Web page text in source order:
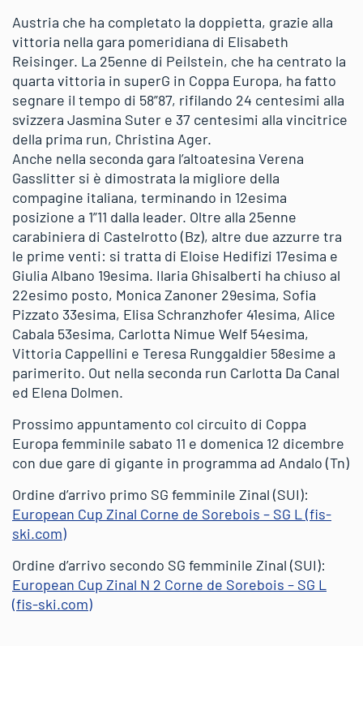
Austria che ha completato la doppietta, grazie alla
vittoria nella gara pomeridiana di Elisabeth
Reisinger. La 25enne di Peilstein, che ha centrato la
quarta vittoria in superG in Coppa Europa, ha fatto
segnare il tempo di 58”87, rifilando 24 centesimi alla
svizzera Jasmina Suter e 37 centesimi alla vincitrice
della prima run, Christina Ager.
Anche nella seconda gara l’altoatesina Verena
Gasslitter si è dimostrata la migliore della
compagine italiana, terminando in 12esima
posizione a 1”11 dalla leader. Oltre alla 25enne
carabiniera di Castelrotto (Bz), altre due azzurre tra
le prime venti: si tratta di Eloise Hedifizi 17esima e
Giulia Albano 19esima. Ilaria Ghisalberti ha chiuso al
22esimo posto, Monica Zanoner 29esima, Sofia
Pizzato 33esima, Elisa Schranzhofer 41esima, Alice
Cabala 53esima, Carlotta Nimue Welf 54esima,
Vittoria Cappellini e Teresa Runggaldier 58esime a
parimerito. Out nella seconda run Carlotta Da Canal
ed Elena Dolmen.
Prossimo appuntamento col circuito di Coppa
Europa femminile sabato 11 e domenica 12 dicembre
con due gare di gigante in programma ad Andalo (Tn)
Ordine d’arrivo primo SG femminile Zinal (SUI):
European Cup Zinal Corne de Sorebois – SG L (fis-
ski.com)
Ordine d’arrivo secondo SG femminile Zinal (SUI):
European Cup Zinal N 2 Corne de Sorebois – SG L
(fis-ski.com)